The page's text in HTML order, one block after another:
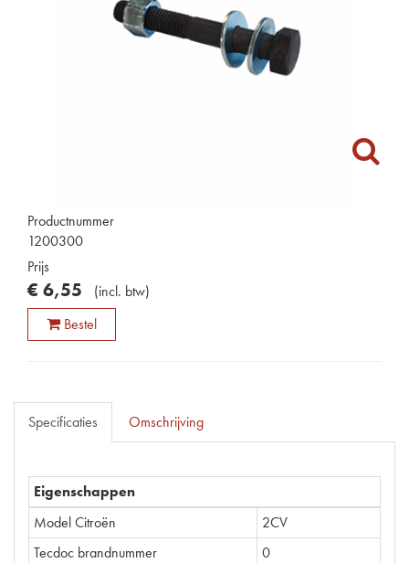
Productnummer
1200300
Prijs
€ 6,55 (incl. btw)
Bestel
Specificaties Omschrijving
Eigenschappen
Model Citroën
2CV
Tecdoc brandnummer
0